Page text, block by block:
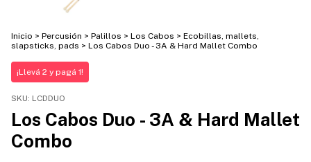
Inicio > Percusión > Palillos > Los Cabos > Ecobillas, mallets,
slapsticks, pads > Los Cabos Duo - 3A & Hard Mallet Combo
¡Llevá 2 y pagá 1!
SKU: LCDDUO
Los Cabos Duo - 3A & Hard Mallet
Combo